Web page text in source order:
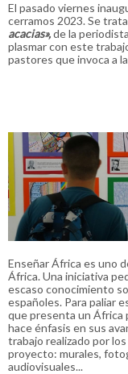
El pasado viernes
cerramos 2023. Se
acacias»,de la
plasmar con este
pastores que invoca a
Enseñar África es uno
África. Una iniciativa
escaso conocimiento
españoles. Para paliar
que presenta un África
hace énfasis en sus
trabajo realizado por
proyecto: murales,
audiovisuales...